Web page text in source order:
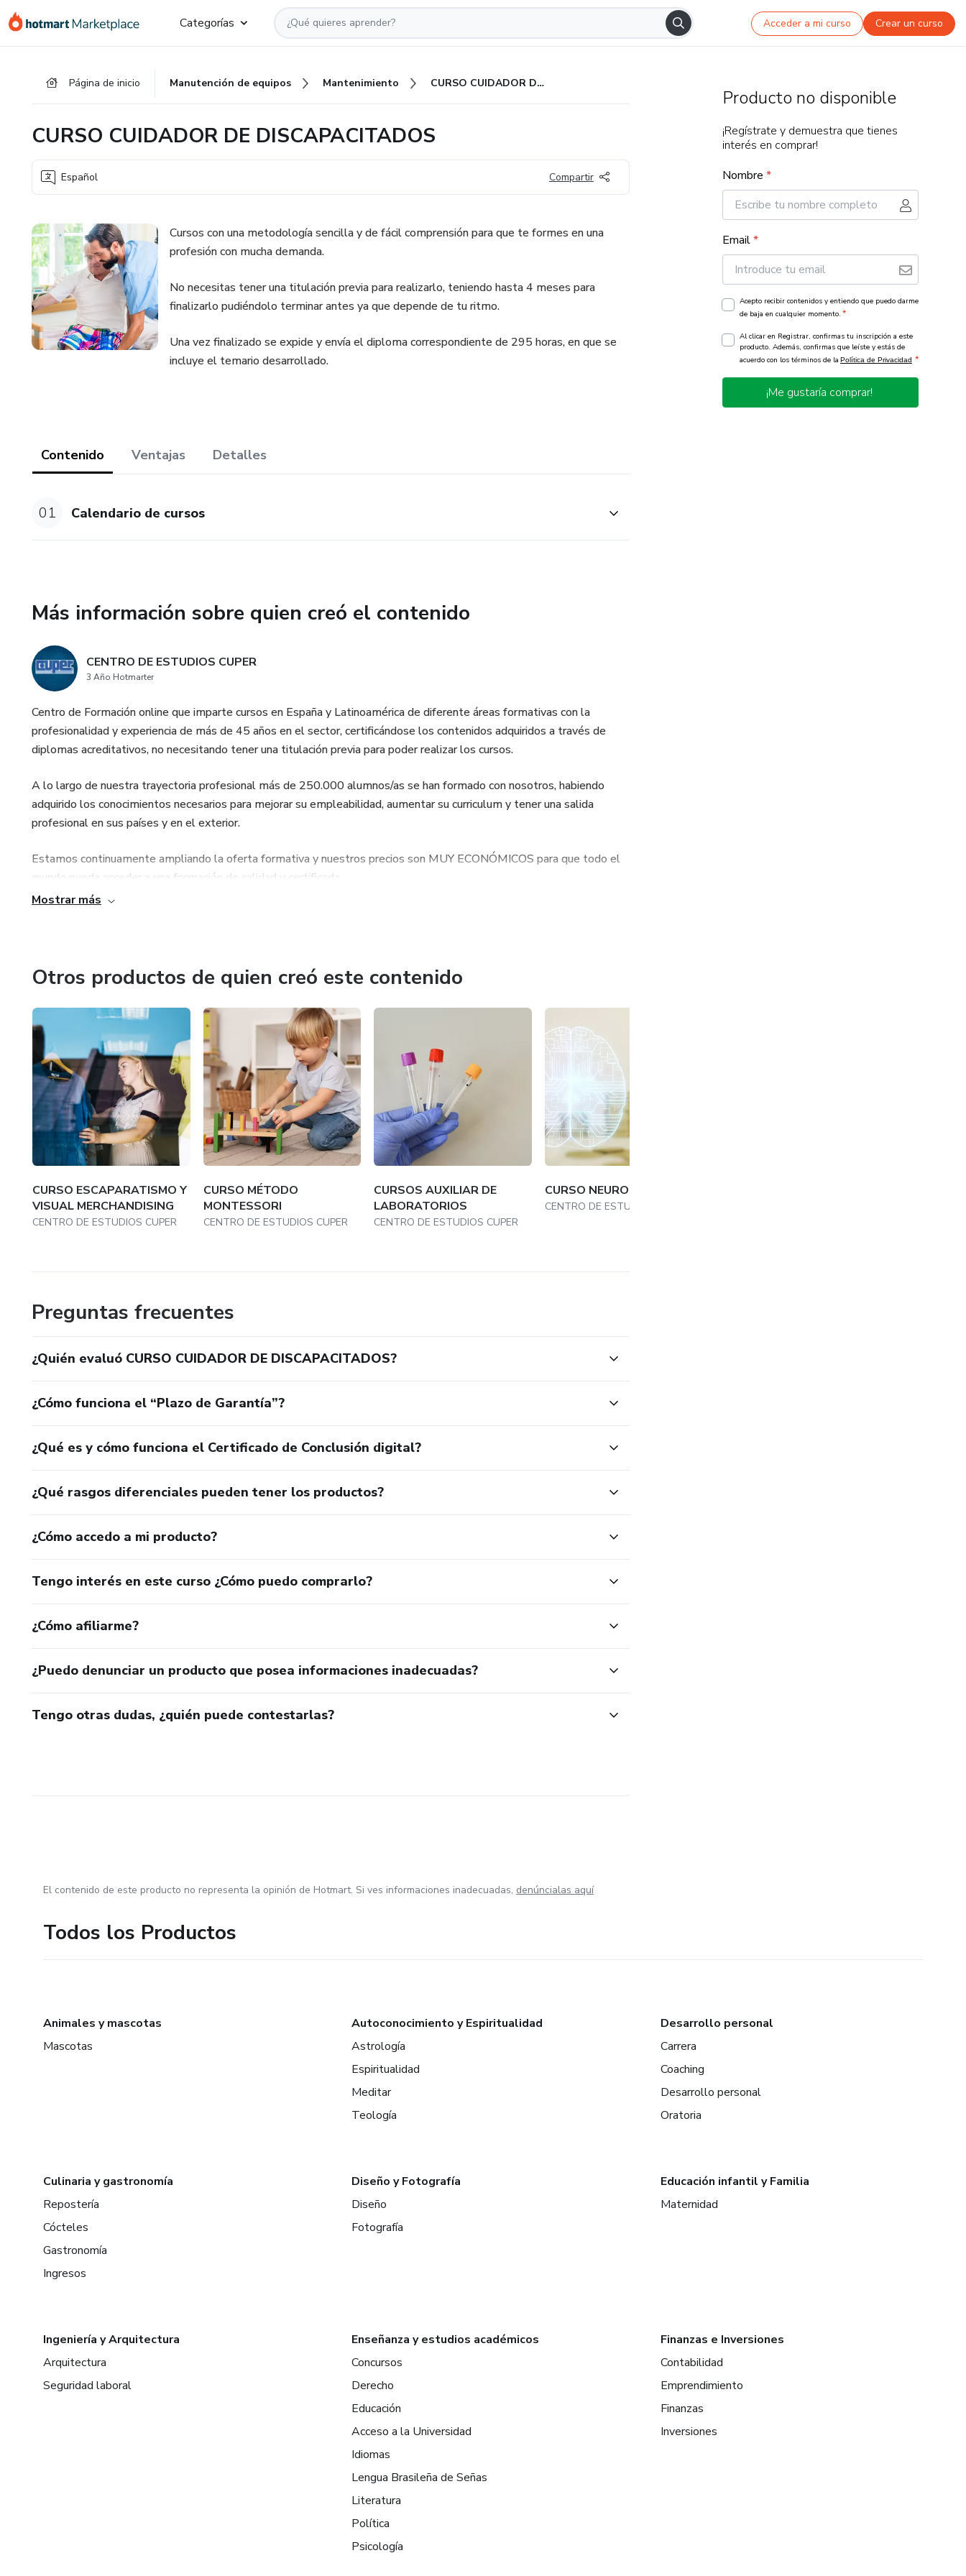
Categorías Acceder a mi curso Crear un curso
Página de inicio Manutención de equipos Mantenimiento CURSO CUIDADOR DE DISCAPACITADOS
CURSO CUIDADOR DE DISCAPACITADOS
Español Compartir
Cursos con una metodología sencilla y de fácil comprensión para que te formes en una
profesión con mucha demanda.
No necesitas tener una titulación previa para realizarlo, teniendo hasta 4 meses para
finalizarlo pudiéndolo terminar antes ya que depende de tu ritmo.
Una vez finalizado se expide y envía el diploma correspondiente de 295 horas, en que se
incluye el temario desarrollado.
Contenido Ventajas Detalles
01 Calendario de cursos
Más información sobre quien creó el contenido
CENTRO DE ESTUDIOS CUPER
3 Año Hotmarter
Centro de Formación online que imparte cursos en España y Latinoamérica de diferente áreas formativas con la
profesionalidad y experiencia de más de 45 años en el sector, certificándose los contenidos adquiridos a través de
diplomas acreditativos, no necesitando tener una titulación previa para poder realizar los cursos.
A lo largo de nuestra trayectoria profesional más de 250.000 alumnos/as se han formado con nosotros, habiendo
adquirido los conocimientos necesarios para mejorar su empleabilidad, aumentar su curriculum y tener una salida
profesional en sus países y en el exterior.
Estamos continuamente ampliando la oferta formativa y nuestros precios son MUY ECONÓMICOS para que todo el
mundo pueda acceder a una formación de calidad y certificada.
Mostrar más
Otros productos de quien creó este contenido
CURSO ESCAPARATISMO Y
VISUAL MERCHANDISING
CENTRO DE ESTUDIOS CUPER
CURSO MÉTODO
MONTESSORI
CENTRO DE ESTUDIOS CUPER
CURSOS AUXILIAR DE
LABORATORIOS
CENTRO DE ESTUDIOS CUPER
CURSO NEUROECONOMÍA
CENTRO DE ESTUDIOS CUPER
Preguntas frecuentes
¿Quién evaluó CURSO CUIDADOR DE DISCAPACITADOS?
¿Cómo funciona el “Plazo de Garantía”?
¿Qué es y cómo funciona el Certificado de Conclusión digital?
¿Qué rasgos diferenciales pueden tener los productos?
¿Cómo accedo a mi producto?
Tengo interés en este curso ¿Cómo puedo comprarlo?
¿Cómo afiliarme?
¿Puedo denunciar un producto que posea informaciones inadecuadas?
Tengo otras dudas, ¿quién puede contestarlas?
Producto no disponible
¡Regístrate y demuestra que tienes
interés en comprar!
Nombre *
Email*
Acepto recibir contenidos y entiendo que puedo darme
de baja en cualquier momento. *
Al clicar en Registrar, confirmas tu inscripción a este
producto. Además, confirmas que leíste y estás de
acuerdo con los términos de la Política de Privacidad *
¡Me gustaría comprar!
El contenido de este producto no representa la opinión de Hotmart. Si ves informaciones inadecuadas, denúncialas aquí
Todos los Productos
Animales y mascotas
Mascotas
Autoconocimiento y Espiritualidad
Astrología
Espiritualidad
Meditar
Teología
Desarrollo personal
Carrera
Coaching
Desarrollo personal
Oratoria
Culinaria y gastronomía
Repostería
Cócteles
Gastronomía
Ingresos
Diseño y Fotografía
Diseño
Fotografía
Educación infantil y Familia
Maternidad
Ingeniería y Arquitectura
Arquitectura
Seguridad laboral
Enseñanza y estudios académicos
Concursos
Derecho
Educación
Acceso a la Universidad
Idiomas
Lengua Brasileña de Señas
Literatura
Política
Psicología
Finanzas e Inversiones
Contabilidad
Emprendimiento
Finanzas
Inversiones